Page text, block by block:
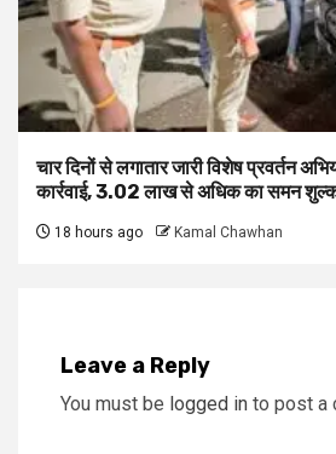
चार दिनों से लगातार जारी विशेष प्रवर्तन
कार्रवाई, ₹3.02 लाख से अधिक का समन
18 hours ago Kamal Chawhan
Leave a Reply
You must be logged in to post a